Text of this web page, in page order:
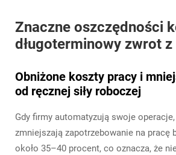
Znaczne oszczędności
długoterminowy zwrot
Obniżone koszty pracy i
od ręcznej siły roboczej
Gdy firmy automatyzują swoje
zmniejszają zapotrzebowanie na pracę
około 35–40 procent, co oznacza, że